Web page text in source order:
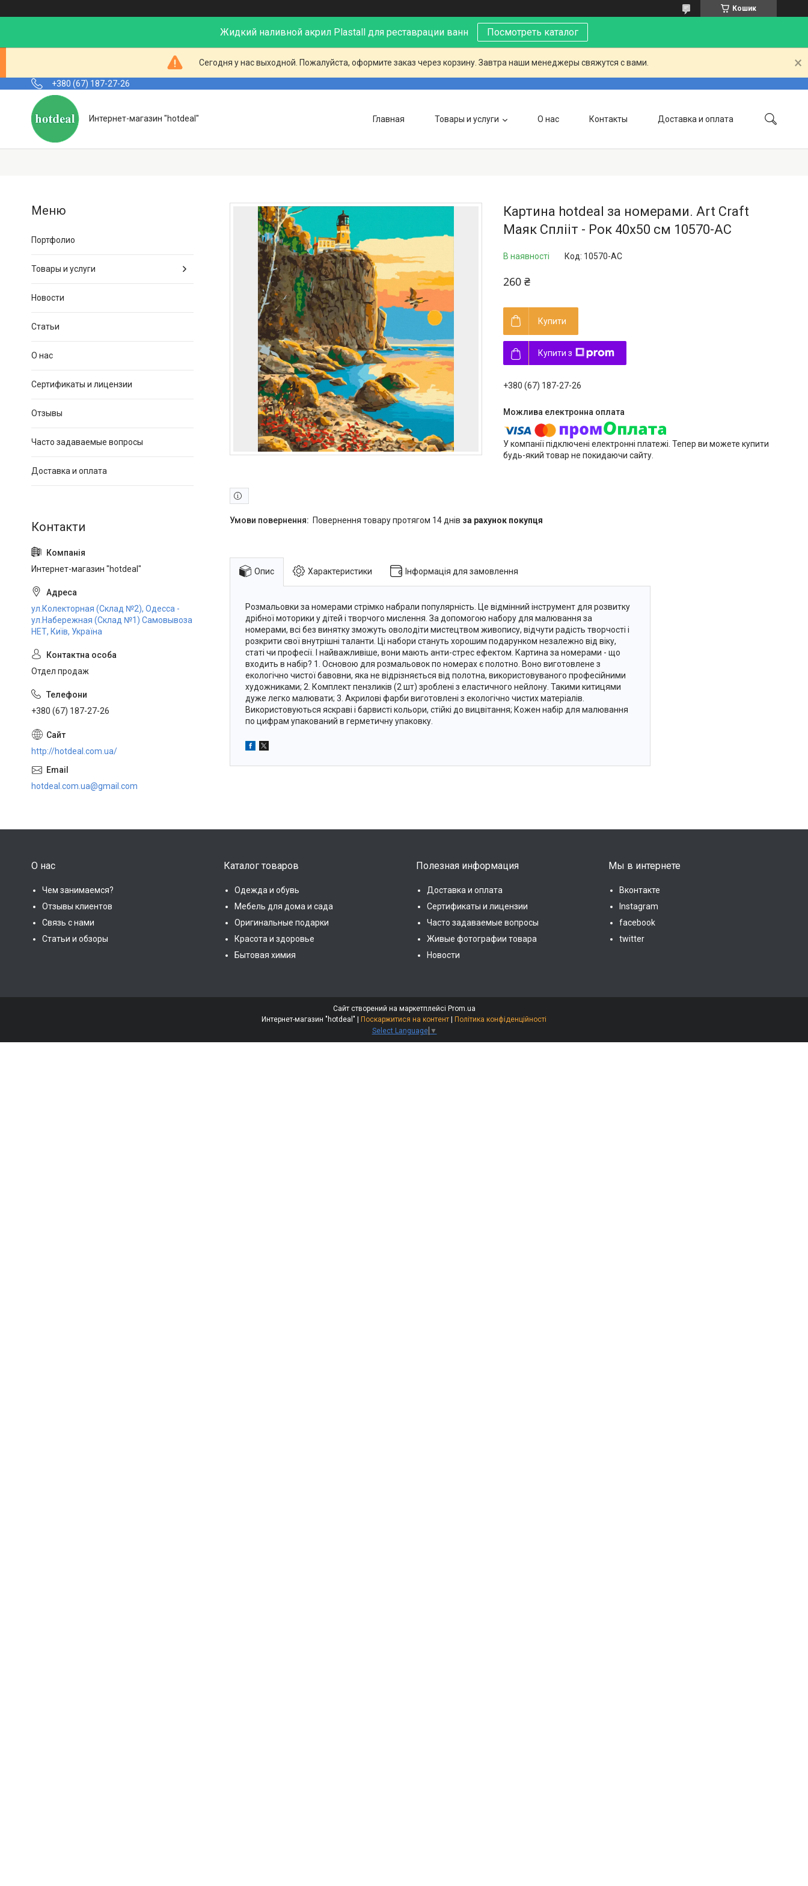
Кошик
Жидкий наливной акрил Plastall для реставрации ванн Посмотреть каталог
Сегодня у нас выходной. Пожалуйста, оформите заказ через корзину. Завтра наши менеджеры свяжутся с вами.
+380 (67) 187-27-26
Интернет-магазин "hotdeal" Главная Товары и услуги О нас Контакты Доставка и оплата
Картина hotdeal за номерами. Art Craft
Маяк Сплііт - Рок 40х50 см 10570-AC
В наявності Код: 10570-AC
260 ₴
Купити
Купити з
+380 (67) 187-27-26
У компанії підключені електронні платежі. Тепер ви можете купити
будь-який товар не покидаючи сайту.
повернення товару протягом 14 днів за рахунок покупця
Опис Характеристики Інформація для замовлення
Розмальовки за номерами стрімко набрали популярність. Це відмінний інструмент для розвитку
дрібної моторики у дітей і творчого мислення. За допомогою набору для малювання за
номерами, всі без винятку зможуть оволодіти мистецтвом живопису, відчути радість творчості і
розкрити свої внутрішні таланти. Ці набори стануть хорошим подарунком незалежно від віку,
статі чи професії. І найважливіше, вони мають анти-стрес ефектом. Картина за номерами - що
входить в набір? 1. Основою для розмальовок по номерах є полотно. Воно виготовлене з
екологічно чистої бавовни, яка не відрізняється від полотна, використовуваного професійними
художниками; 2. Комплект пензликів (2 шт) зроблені з еластичного нейлону. Такими китицями
дуже легко малювати; 3. Акрилові фарби виготовлені з екологічно чистих матеріалів.
Використовуються яскраві і барвисті кольори, стійкі до вицвітання; Кожен набір для малювання
по цифрам упакований в герметичну упаковку.
Портфолио
Товары и услуги
Новости
Статьи
О нас
Сертификаты и лицензии
Отзывы
Часто задаваемые вопросы
Доставка и оплата
Интернет-магазин "hotdeal"
ул.Колекторная (Склад №2), Одесса -
ул.Набережная (Склад №1) Самовывоза
НЕТ, Київ, Україна
Отдел продаж
+380 (67) 187-27-26
http://hotdeal.com.ua/
hotdeal.com.ua@gmail.com
О нас
Чем занимаемся?
Отзывы клиентов
Связь с нами
Статьи и обзоры
Каталог товаров
Одежда и обувь
Мебель для дома и сада
Оригинальные подарки
Красота и здоровье
Бытовая химия
Полезная информация
Доставка и оплата
Сертификаты и лицензии
Часто задаваемые вопросы
Живые фотографии товара
Новости
Мы в интернете
Вконтакте
Instagram
facebook
twitter
Сайт створений на маркетплейсі Prom.ua
Поскаржитися на контент
Політика конфіденційності
Select Language ▼